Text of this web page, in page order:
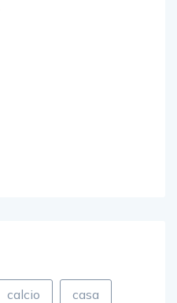
calcio casa